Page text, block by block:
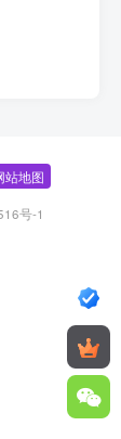
站地图
号-1